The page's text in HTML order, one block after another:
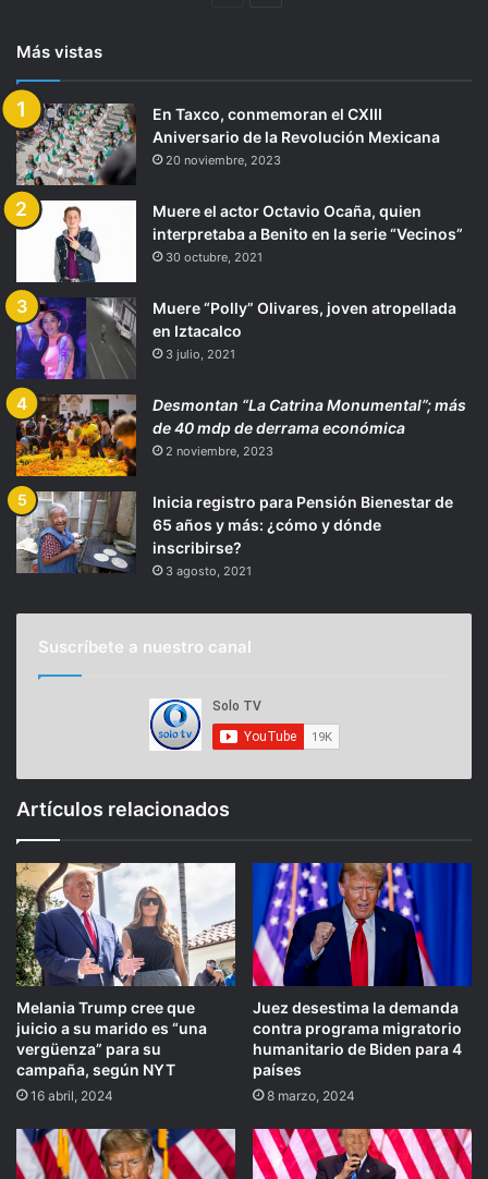
Más vistas
En Taxco, conmemoran el CXIII
Aniversario de la Revolución Mexicana
20 noviembre, 2023
Muere el actor Octavio Ocaña, quien
interpretaba a Benito en la serie “Vecinos”
30 octubre, 2021
Muere “Polly” Olivares, joven atropellada
en Iztacalco
3 julio, 2021
Desmontan “La Catrina Monumental”; más
de 40 mdp de derrama económica
2 noviembre, 2023
Inicia registro para Pensión Bienestar de
65 años y más: ¿cómo y dónde
inscribirse?
3 agosto, 2021
Suscríbete a nuestro canal
Artículos relacionados
Melania Trump cree que
juicio a su marido es “una
vergüenza” para su
campaña, según NYT
16 abril, 2024
Juez desestima la demanda
contra programa migratorio
humanitario de Biden para 4
países
8 marzo, 2024